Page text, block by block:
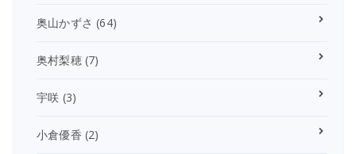
奥山かずさ (64)
奥村梨穂(7)
宇咲 (3)
小倉優香 (2)